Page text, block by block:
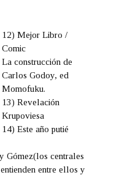
12) Mejor Libro /
Comic
La construcción de
Carlos Godoy, ed
Momofuku.
13) Revelación
Krupoviesa
14) Este año putié
Gómez(los centrales
entre ellos y